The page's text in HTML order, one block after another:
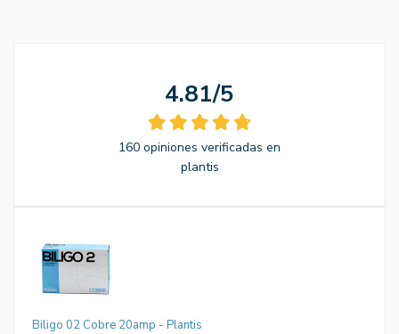
4.81/5
160 opiniones verificadas en
plantis
Biligo 02 Cobre 20amp - Plantis